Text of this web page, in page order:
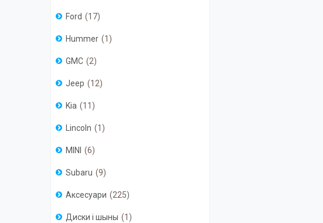
Ford 17
Hummer 1
GMC 2
Jeep 12
Kia 11
Lincoln 1
MINI 6
Subaru 9
Аксесуари 225
Диски і шыны 1